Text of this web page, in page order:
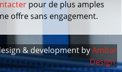
pour de plus amples
offre sans engagement.
& development byAmbar
Design.